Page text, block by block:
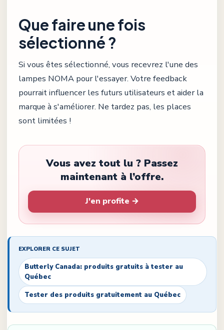
Que faire une fois
sélectionné ?
Si vous êtes sélectionné, vous recevrez l'une des
lampes NOMA pour l'essayer. Votre feedback
pourrait influencer les futurs utilisateurs et aider la
marque à s'améliorer. Ne tardez pas, les places
sont limitées !
Vous avez tout lu ? Passez
maintenant à l’offre.
J'en profite →
EXPLORER CE SUJET
Butterly Canada: produits gratuits à tester au
Québec
Tester des produits gratuitement au Québec